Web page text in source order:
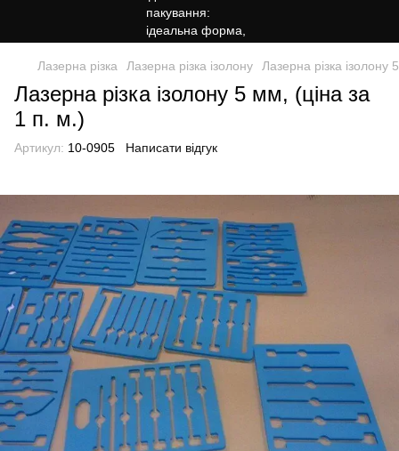
Лазерна різка Лазерна різка ізолону Лазерна різка
Лазерна різка ізолону 5 мм, (ціна за
1 п. м.)
Артикул: 10-0905 Написати відгук